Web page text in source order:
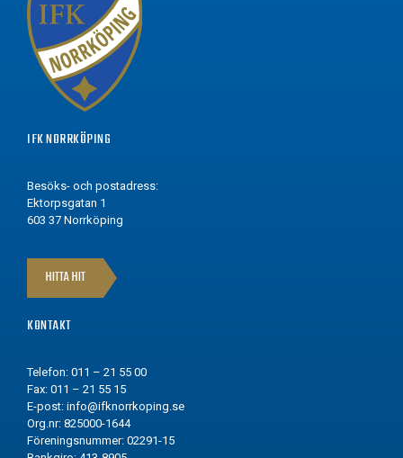
IFK NORRKÖPING
Besöks- och postadress:
Ektorpsgatan 1
603 37 Norrköping
HITTA HIT
KONTAKT
Telefon: 011 – 21 55 00
Fax: 011 – 21 55 15
E-post: info@ifknorrkoping.se
Org.nr: 825000-1644
Föreningsnummer: 02291-15